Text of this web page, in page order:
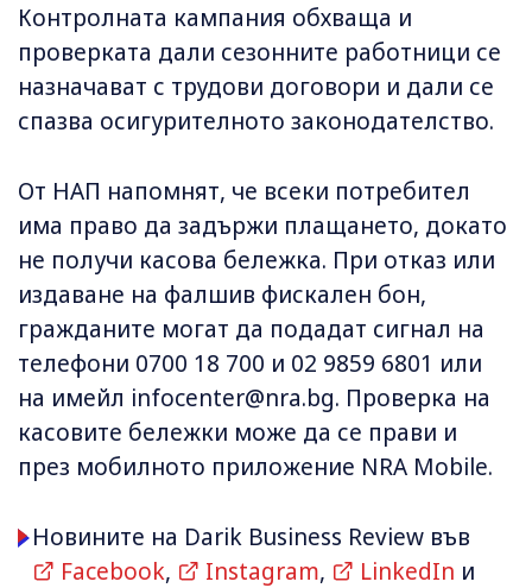
Контролната кампания обхваща и
проверката дали сезонните работници се
назначават с трудови договори и дали се
спазва осигурителното законодателство.
От НАП напомнят, че всеки потребител
има право да задържи плащането, докато
не получи касова бележка. При отказ или
издаване на фалшив фискален бон,
гражданите могат да подадат сигнал на
телефони 0700 18 700 и 02 9859 6801 или
на имейл infocenter@nra.bg. Проверка на
касовите бележки може да се прави и
през мобилното приложение NRA Mobile.
Новините на Darik Business Review във
Facebook, Instagram, LinkedIn и